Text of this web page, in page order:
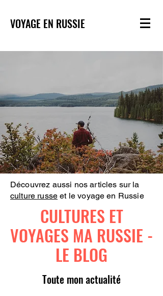
VOYAGE EN RUSSIE
Découvrez aussi nos articles sur la
culture russe et le voyage en Russie
CULTURES ET
VOYAGES MA RUSSIE -
LE BLOG
Toute mon actualité